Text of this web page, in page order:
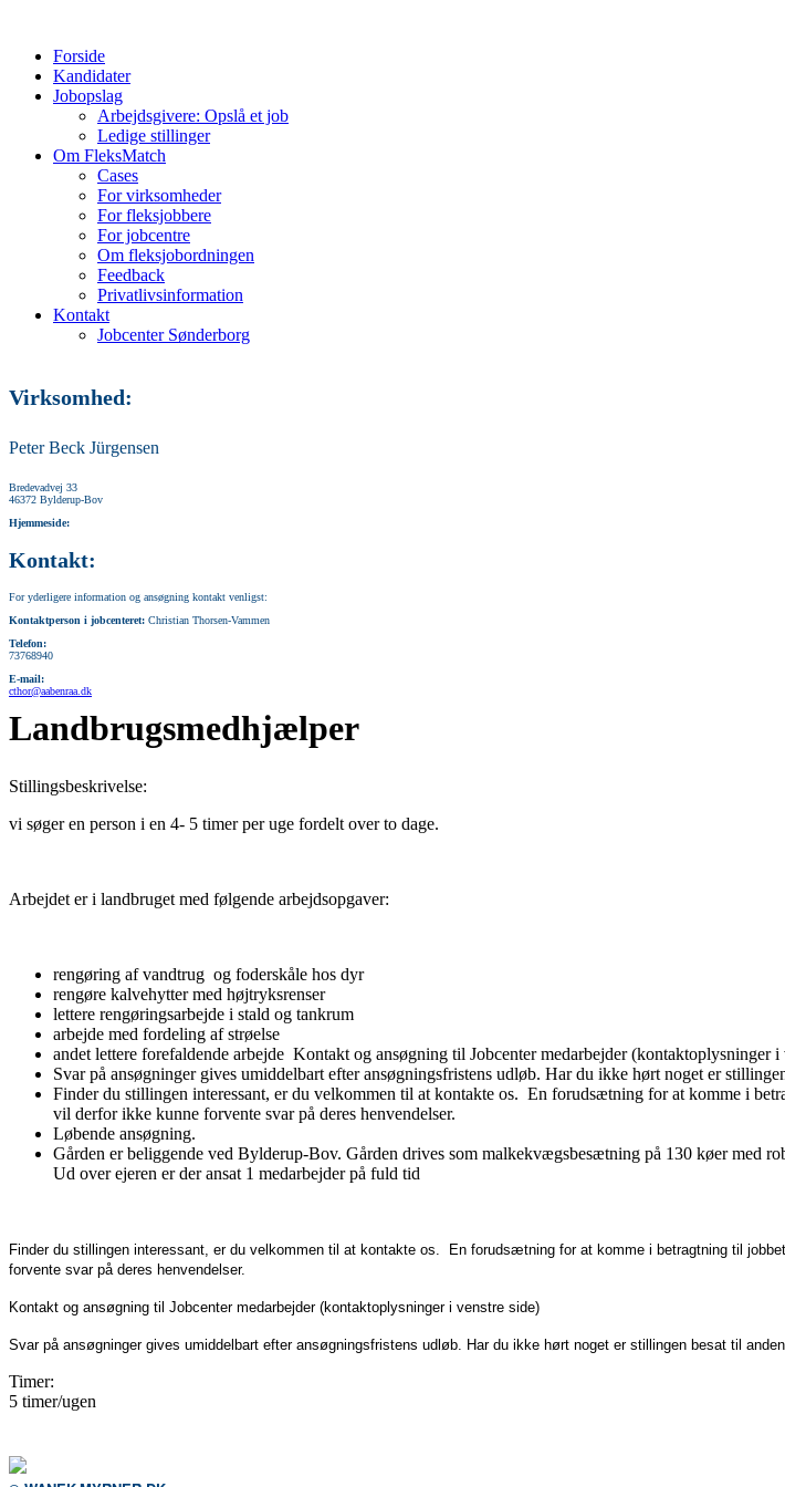
Forside
Kandidater
Jobopslag
Arbejdsgivere: Opslå et job
Ledige stillinger
Om FleksMatch
Cases
For virksomheder
For fleksjobbere
For jobcentre
Om fleksjobordningen
Feedback
Privatlivsinformation
Kontakt
Jobcenter Sønderborg
Virksomhed:
Peter Beck Jürgensen
Bredevadvej 33
46372 Bylderup-Bov
Hjemmeside:
Kontakt:
For yderligere information og ansøgning kontakt venligst:
Kontaktperson i jobcenteret: Christian Thorsen-Vammen
Telefon:
73768940
E-mail:
cthor@aabenraa.dk
Landbrugsmedhjælper
Stillingsbeskrivelse:
vi søger en person i en 4- 5 timer per uge fordelt over to dage.
Arbejdet er i landbruget med følgende arbejdsopgaver:
rengøring af vandtrug og foderskåle hos dyr
rengøre kalvehytter med højtryksrenser
lettere rengøringsarbejde i stald og tankrum
arbejde med fordeling af strøelse
andet lettere forefaldende arbejde Kontakt og ansøgning til Jobcenter medarbejder (kontaktoplysninger i
Svar på ansøgninger gives umiddelbart efter ansøgningsfristens udløb. Har du ikke hørt noget er
Finder du stillingen interessant, er du velkommen til at kontakte os. En forudsætning for at komme i
vil derfor ikke kunne forvente svar på deres henvendelser.
Løbende ansøgning.
Gården er beliggende ved Bylderup-Bov. Gården drives som malkekvægsbesætning på 130 køer
Ud over ejeren er der ansat 1 medarbejder på fuld tid
Finder du stillingen interessant, er du velkommen til at kontakte os. En forudsætning for at komme i betragtning til
forvente svar på deres henvendelser.
Kontakt og ansøgning til Jobcenter medarbejder (kontaktoplysninger i venstre side)
Svar på ansøgninger gives umiddelbart efter ansøgningsfristens udløb. Har du ikke hørt noget er stillingen besat til
Timer:
5 timer/ugen